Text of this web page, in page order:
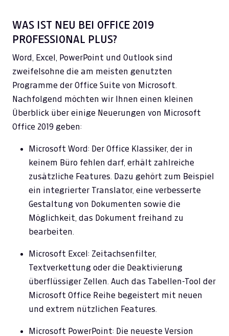
WAS IST NEU BEI OFFICE 2019
PROFESSIONAL PLUS?
Word, Excel, PowerPoint und Outlook sind
zweifelsohne die am meisten genutzten
Programme der Office Suite von Microsoft.
Nachfolgend möchten wir Ihnen einen kleinen
Überblick über einige Neuerungen von Microsoft
Office 2019 geben:
Microsoft Word: Der Office Klassiker, der in
keinem Büro fehlen darf, erhält zahlreiche
zusätzliche Features. Dazu gehört zum Beispiel
ein integrierter Translator, eine verbesserte
Gestaltung von Dokumenten sowie die
Möglichkeit, das Dokument freihand zu
bearbeiten.
Microsoft Excel: Zeitachsenfilter,
Textverkettung oder die Deaktivierung
überflüssiger Zellen. Auch das Tabellen-Tool der
Microsoft Office Reihe begeistert mit neuen
und extrem nützlichen Features.
Microsoft PowerPoint: Die neueste Version